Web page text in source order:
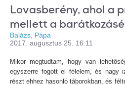
Lovasberény, ahol a
mellett a
Balázs, Pápa
2017. augusztus 25. 16:11
Mikor megtudtam, hogy van
egyszerre fogott el félelem, és nagy
részt ehhez hasonló táborokban, és